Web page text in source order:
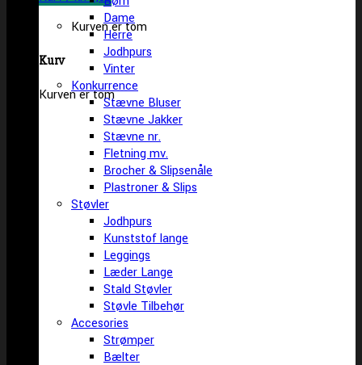
Kurven er tom
Kurv
Kurven er tom
Dame
Herre
Jodhpurs
Vinter
Konkurrence
Stævne Bluser
Stævne Jakker
Stævne nr.
Fletning mv.
Brocher & Slipsenåle
Plastroner & Slips
Støvler
Jodhpurs
Kunststof lange
Leggings
Læder Lange
Stald Støvler
Støvle Tilbehør
Accesories
Strømper
Bælter